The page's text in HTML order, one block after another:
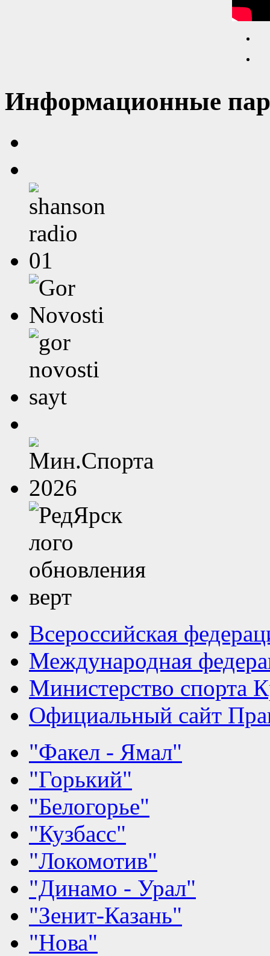
Информационные
Всероссийская
Международная
Министерство спорта
Официальный сайт
"Факел - Ямал"
"Горький"
"Белогорье"
"Кузбасс"
"Локомотив"
"Динамо - Урал"
"Зенит-Казань"
"Нова"